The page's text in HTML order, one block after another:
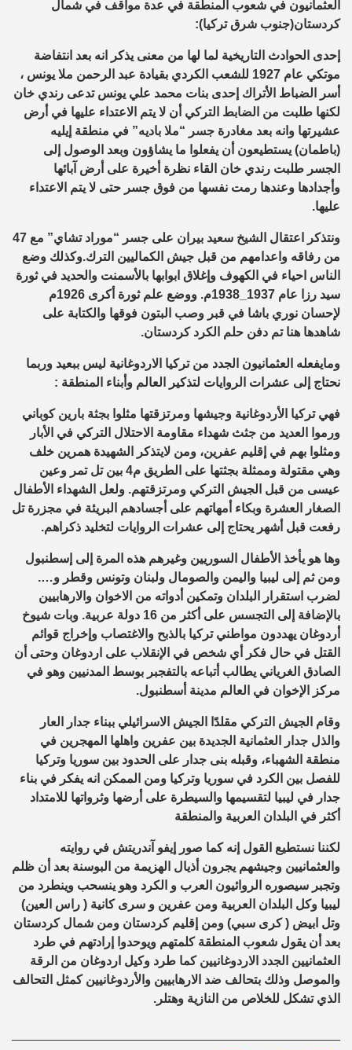
العثمانيون في شعوب المنطقة في عدة مواقف في شمال
كردستان(جنوب شرق تركيا):
إحدى الحوادث التاريخية لما لها من معنى يذكر انه بعد انتفاضة
موتكي عام 1927 للشعب الكردي بقيادة عبد الرحمن ملا يونس ،
أسر الضباط الأتراك إحدى بنات محمد علي يونس تدعى رندي خان
لكنها طلبت من الضابط التركي أن لا يتم الاعتداء عليها في أرض
عشيرتها وانه بعد مغادرة جسر “ملا باديه” في منطقة إيليه
(باطمان) يستطيعون أن يفعلوا ما يشاؤون وبعد الوصول إلى
الجسر طلبت رندي خان القاء نظرة أخيرة على أرض آبائها
وأجدادها وعندها رمت نفسها من فوق جسر حتى لا يتم الاعتداء
عليها.
ونتذكر اعتقال الشيخ سعيد بيران على جسر “موراد تشاي” مع 47
من رفاقه واعدامهم من قبل جيش الكماليين الترك.وكذلك وضع
الناس احياء في الكهوف وإغلاق ابوابها بالأسمنت والحديد في ثورة
سيد رزا عام 1937_1938م. ووضع علم ثورة أكرى 1926م
لإحسان نوري باشا في قبر وصب البتون فوقها والكتابة على
شاهدها هنا تم دفن حلم الكرد كردستان.
ومايفعله العثمانيون الجدد من تركيا الاردوغانية ليس ببعيد وربما
نحتاج إلى عشرات الروايات لتذكير العالم وأبناء المنطقة :
فهي تركيا الأردوغانية وجيشها ومرتزقتها مثلوا بجثة بارين كوباني
ورموا العديد من جثث شهداء مقاومة الاحتلال التركي في الأبار
ومثلوا بهم في إقليم عفرين، ومن لايتذكر الشهيدة همرين خلف
وهي مقتولة وممثلة بجثتها على الطريق م4 بين تل تمر وعين
عيسى من قبل الجيش التركي ومرتزقتهم. ولعل الشهداء الأطفال
الصغار العشرة وبكاء أمهاتهم على أجسادهم البريئة في مجزرة تل
رفعت قبل أشهر يحتاج إلى عشرات الروايات لتخليد ذكراهم.
وها هو يأخذ الأطفال السوريين وغيرهم هذه المرة إلى إسطنبول
ومن ثم إلى ليبيا واليمن والصومال ولبنان وتونس وقطر و….
لضرب استقرار البلدان وتمكين أدواته من الاخوان والارهابيين
بالإضافة إلى التجسس على أكثر من 16 دولة عربية. وبات شيوخ
أردوغان يهددون مواطني تركيا بالذبح والاغتصاب وإخراج قوائم
القتل في حال فكر أي شخص في الإنقلاب على اردوغان وحتى أن
الصادق الغرياني يطالب أتباعه بالتفجبر بوسط المدنيين وهو في
مركز الإخوان في العالم مدينة أسطنبول.
وقام الجيش التركي مقلدًا الجيش الاسرائيلي ببناء جدار العار
والذل جدار العثمانية الجديدة بين عفرين واهلها المهجرين في
منطقة الشهباء، وقبله بنى جدار على الحدود بين سوريا وتركيا
للفصل بين الكرد في سوريا وتركيا ومن الممكن انه يفكر في بناء
جدار في ليبيا لتقسيمها والسيطرة على أرضها وثرواتها للامتداد
أكثر في البلدان العربية والمنطقة
لكننا نستطيع القول إنه كما صور إيفو آندريتش في روايته
والعثمانيين وجيشهم يجرون أذيال الهزيمة من البوسنة بعد أن ظلم
وتجبر سيصوره الروائيون العرب و الكرد وهو ينسحب وينطرد من
ليبيا وكل البلدان العربية ومن عفرين و سرى كانية ( راس العين)
وتل ابيض ( كرى سبي) ومن إقليم كردستان ومن شمال كردستان
بعد أن يقول شعوب المنطقة كلمتهم ويوحدوا إرادتهم في طرد
العثمانيين الجدد الاردوغانيين كما طرد وكيل اردوغان من الرقة
والموصل وذلك بتحالف ضد الارهابيين والأردوغانيين كمثل التحالف
الذي تشكل للخلاص من النازية وهتلر.